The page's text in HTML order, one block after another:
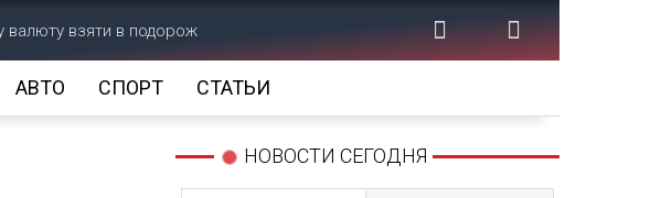
валюту взяти в подорож
АВТО СПОРТ СТАТЬИ
НОВОСТИ СЕГОДНЯ